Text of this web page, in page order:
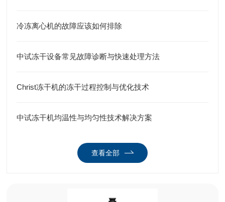
冷冻离心机的故障应该如何排除
中试冻干设备常见故障诊断与快速处理方法
Christ冻干机的冻干过程控制与优化技术
中试冻干机均温性与均匀性技术解决方案
查看全部